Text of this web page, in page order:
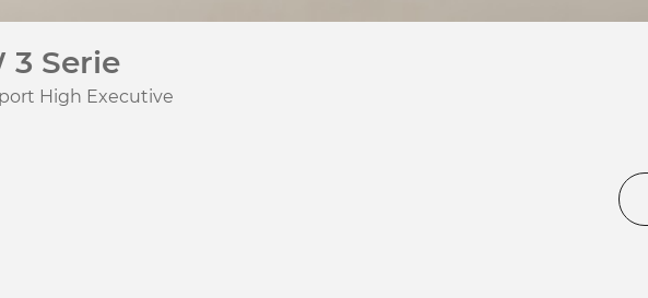
3 Serie
High Executive